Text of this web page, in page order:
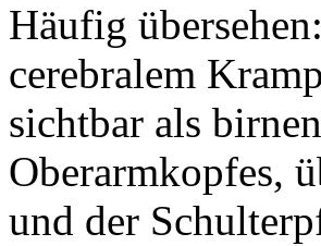
Häufig
cerebralem
sichtbar als
Oberarmkopfes,
und der